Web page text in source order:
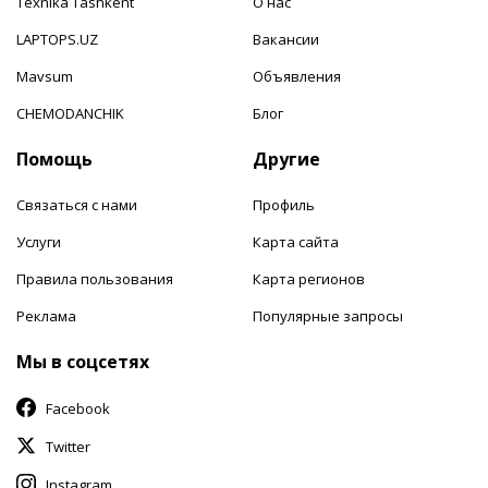
LAPTOPS.UZ
Mavsum
CHEMODANCHIK
Вакансии
Объявления
Блог
Помощь
Связаться с нами
Услуги
Правила пользования
Реклама
Другие
Профиль
Карта сайта
Карта регионов
Популярные запросы
Мы в соцсетях
Facebook
Twitter